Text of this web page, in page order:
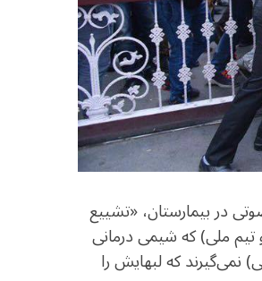
در بیمارستان، «تشییع
تیم ملی) که شیمی درمانی
نمی‌گیرند که لبهایش را